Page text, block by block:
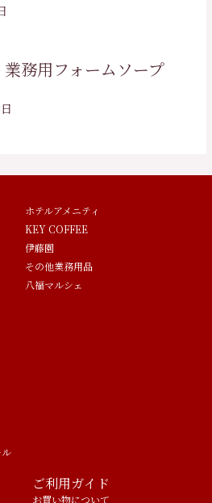
務用フォームソープ
ホテルアメニティ
KEY COFFEE
伊藤園
その他業務用品
八福マルシェ
ご利用ガイド
お買い物について